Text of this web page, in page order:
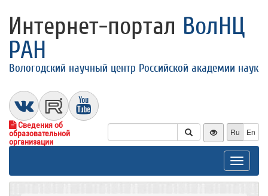
Интернет-портал ВолНЦ
РАН
Вологодский научный центр Российской академии наук
Сведения об
образовательной
организации
Ru En
Toggle